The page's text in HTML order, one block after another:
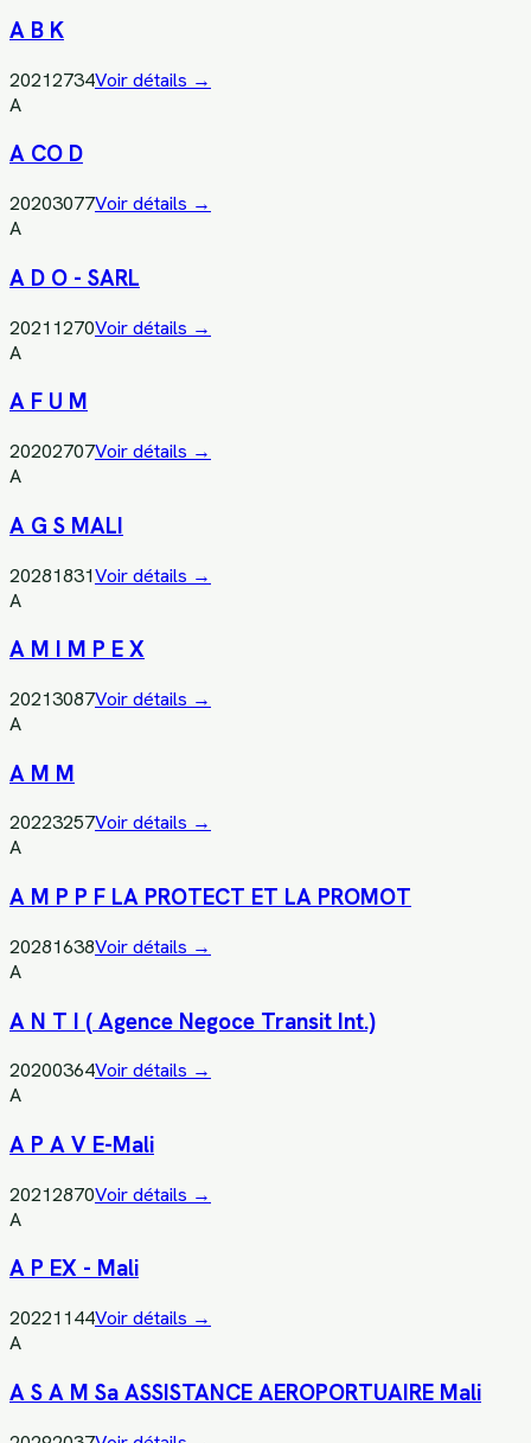
A B K
20212734Voir détails →
A
A CO D
20203077Voir détails →
A
A D O - SARL
20211270Voir détails →
A
A F U M
20202707Voir détails →
A
A G S MALI
20281831Voir détails →
A
A M I M P E X
20213087Voir détails →
A
A M M
20223257Voir détails →
A
A M P P F LA PROTECT ET LA PROMOT
20281638Voir détails →
A
A N T I ( Agence Negoce Transit Int.)
20200364Voir détails →
A
A P A V E-Mali
20212870Voir détails →
A
A P EX - Mali
20221144Voir détails →
A
A S A M Sa ASSISTANCE AEROPORTUAIRE Mali